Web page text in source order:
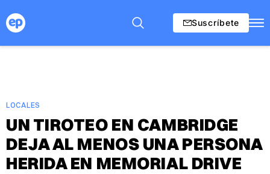
Suscríbete
LOCALES
UN TIROTEO EN CAMBRIDGE
DEJA AL MENOS UNA PERSONA
HERIDA EN MEMORIAL DRIVE